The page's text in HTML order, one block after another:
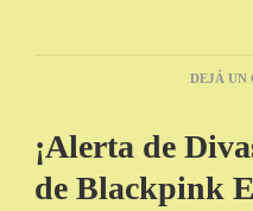
DEJÁ UN
¡Alerta de
de Blackpink